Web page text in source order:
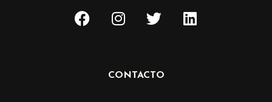
F
a
I
n
a
T
w
t
L
i
CONTACTO